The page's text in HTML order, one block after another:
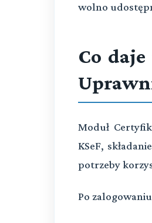
wolno
Co
Moduł
KSeF,
potrzeby
Po